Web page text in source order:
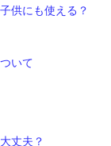
供にも使える？
いて
丈夫？